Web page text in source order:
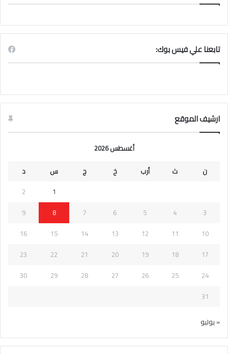
تابعنا علي فيس بوك:
ارشيف الموقع
أغسطس 2026
ن
ث أرب خ ج س
د
1
2
3
4
5
6
7
8
9
10
11
12
13
14
15
16
17
18
19
20
21
22
23
24
25
26
27
28
29
30
31
« يوليو